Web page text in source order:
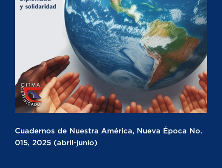
Cuadernos de Nuestra América, Nueva Época No.
015, 2025 (abril-junio)